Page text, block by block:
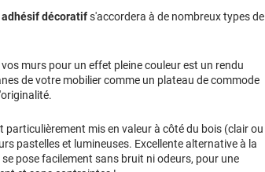
adhésif décoratifs'accordera à de nombreux types de
murs pour un effet pleine couleur est un rendu
de votre mobilier comme un plateau de commode
particulièrement mis en valeur à côté du bois (clair ou
pastelles et lumineuses. Excellente alternative à la
pose facilement sans bruit ni odeurs, pour une